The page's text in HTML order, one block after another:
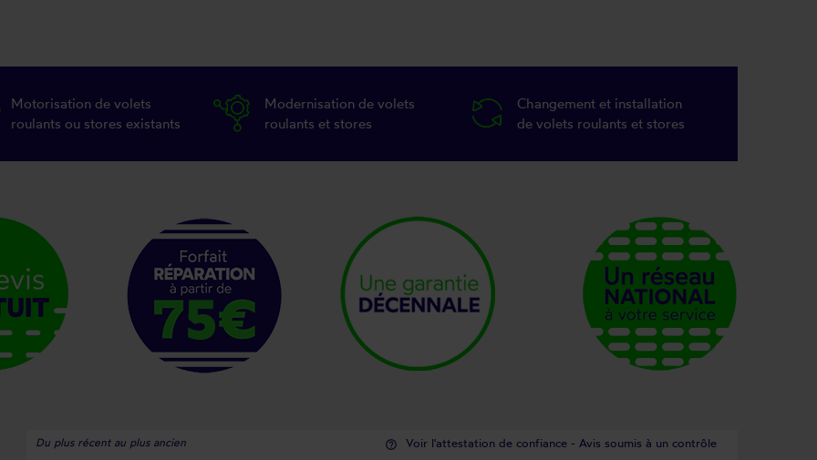
Motorisation de volets
roulants ou stores existants
Modernisation de volets
roulants et stores
Changement et installation
de volets roulants et stores
Du plus récent au plus ancien help_outline Voir l'attestation de confiance - Avis soumis à un contrôle